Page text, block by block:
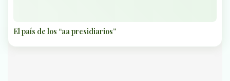
El país de los “aa presidiarios”